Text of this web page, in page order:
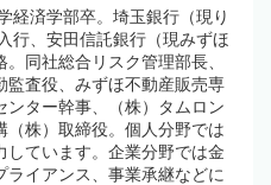
経済学部卒。埼玉銀行（現り
行、安田信託銀行（現みずほ
同社総合リスク管理部長、
監査役、みずほ不動産販売専
ター幹事、（株）タムロン
株）取締役。個人分野では
しています。企業分野では金
イアンス、事業承継などに